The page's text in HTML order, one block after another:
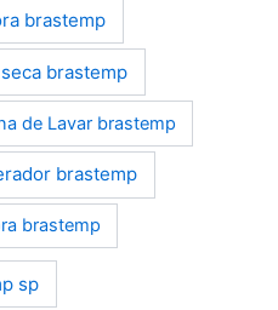
brastemp
brastemp
de Lavar brastemp
brastemp
brastemp
sp